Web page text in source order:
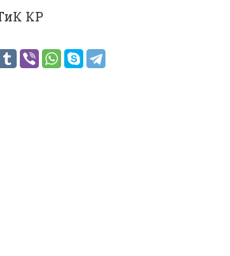
КР